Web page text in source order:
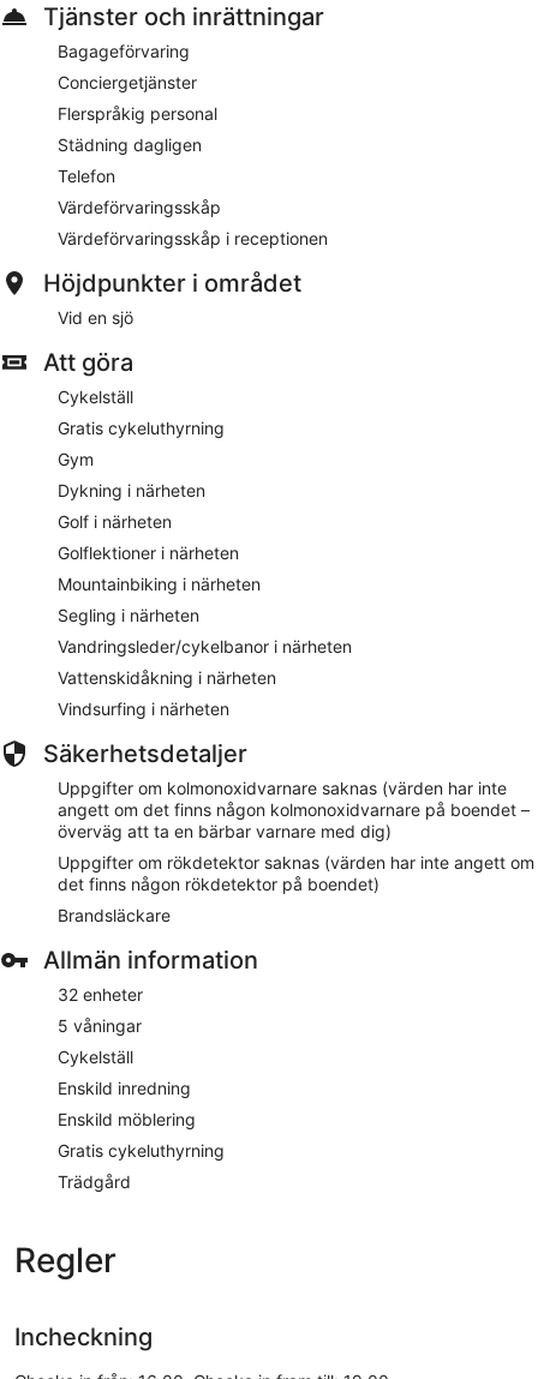
Tjänster och inrättningar
Bagageförvaring
Conciergetjänster
Flerspråkig personal
Städning dagligen
Telefon
Värdeförvaringsskåp
Värdeförvaringsskåp i receptionen
Höjdpunkter i området
Vid en sjö
Att göra
Cykelställ
Gratis cykeluthyrning
Gym
Dykning i närheten
Golf i närheten
Golflektioner i närheten
Mountainbiking i närheten
Segling i närheten
Vandringsleder/cykelbanor i närheten
Vattenskidåkning i närheten
Vindsurfing i närheten
Säkerhetsdetaljer
Uppgifter om kolmonoxidvarnare saknas (värden har inte
angett om det finns någon kolmonoxidvarnare på boendet –
överväg att ta en bärbar varnare med dig)
Uppgifter om rökdetektor saknas (värden har inte angett om
det finns någon rökdetektor på boendet)
Brandsläckare
Allmän information
32 enheter
5 våningar
Cykelställ
Enskild inredning
Enskild möblering
Gratis cykeluthyrning
Trädgård
Regler
Incheckning